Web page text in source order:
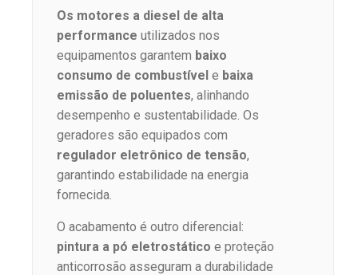
Os motores a diesel de alta
performance utilizados nos
equipamentos garantem baixo
consumo de combustível e baixa
emissão de poluentes, alinhando
desempenho e sustentabilidade. Os
geradores são equipados com
regulador eletrônico de tensão,
garantindo estabilidade na energia
fornecida.
O acabamento é outro diferencial:
pintura a pó eletrostático e proteção
anticorrosão asseguram a durabilidade